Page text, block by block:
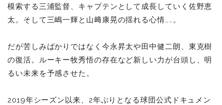
模索する三浦監督、キャプテンとして成長していく佐野恵
太。そして三嶋一輝と山﨑康晃の揺れる心情……。
だが苦しみばかりではなく今永昇太や田中健二朗、東克樹
の復活。ルーキー牧秀悟の存在など新しい力が台頭し、明
るい未来を予感させた。
2019年シーズン以来、2年ぶりとなる球団公式ドキュメン